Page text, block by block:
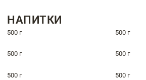
НАПИТКИ
500 г 500 г
500 г 500 г
500 г 500 г